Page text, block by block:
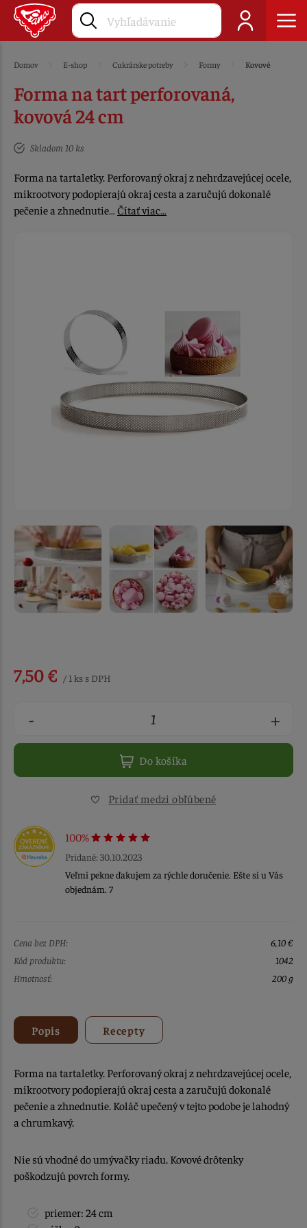
Domov E-shop Cukrárske potreby Formy Kovové
Forma na tart perforovaná,
kovová 24 cm
Skladom 10 ks
Forma na tartaletky. Perforovaný okraj z nehrdzavejúcej ocele,
mikrootvory podopierajú okraj cesta a zaručujú dokonalé
pečenie a zhnednutie… Čítať viac…
7,50 € / 1 ks s DPH
- +
Do košíka
Pridať medzi obľúbené
100%
Pridané: 30.10.2023
Veľmi pekne ďakujem za rýchle doručenie. Ešte si u Vás
objednám. 7
Cena bez DPH:
6,10 €
Kód produktu:
1042
Hmotnosť:
200 g
Popis Recepty
Forma na tartaletky. Perforovaný okraj z nehrdzavejúcej ocele,
mikrootvory podopierajú okraj cesta a zaručujú dokonalé
pečenie a zhnednutie. Koláč upečený v tejto podobe je lahodný
a chrumkavý.
Nie sú vhodné do umývačky riadu. Kovové drôtenky
poškodzujú povrch formy.
priemer: 24 cm